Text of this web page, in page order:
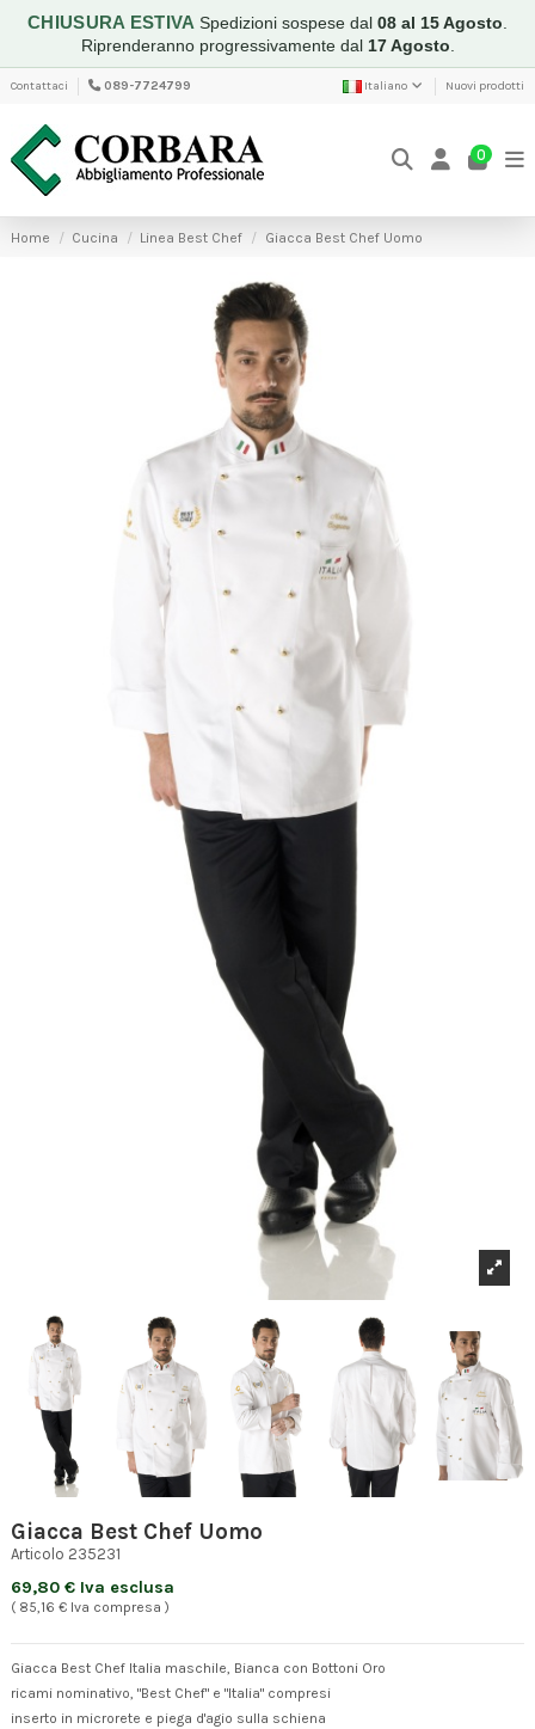
CHIUSURA ESTIVA Spedizioni sospese dal 08 al 15 Agosto
Riprenderanno progressivamente dal 17 Agosto
Contattaci 089-7724799 Italiano Nuovi prodotti
0
Home Cucina Linea Best Chef Giacca Best Chef Uomo
Giacca Best Chef Uomo
Articolo 235231
69,80 € Iva esclusa
( 85,16 € Iva compresa )
Giacca Best Chef Italia maschile, Bianca con Bottoni Oro
ricami nominativo, "Best Chef" e "Italia" compresi
inserto in microrete e piega d'agio sulla schiena